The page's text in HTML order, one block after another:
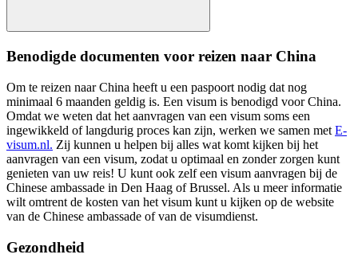
Benodigde documenten voor reizen naar China
Om te reizen naar China heeft u een paspoort nodig dat nog
minimaal 6 maanden geldig is. Een visum is benodigd voor China.
Omdat we weten dat het aanvragen van een visum soms een
ingewikkeld of langdurig proces kan zijn, werken we samen met E-
visum.nl. Zij kunnen u helpen bij alles wat komt kijken bij het
aanvragen van een visum, zodat u optimaal en zonder zorgen kunt
genieten van uw reis! U kunt ook zelf een visum aanvragen bij de
Chinese ambassade in Den Haag of Brussel. Als u meer informatie
wilt omtrent de kosten van het visum kunt u kijken op de website
van de Chinese ambassade of van de visumdienst.
Gezondheid